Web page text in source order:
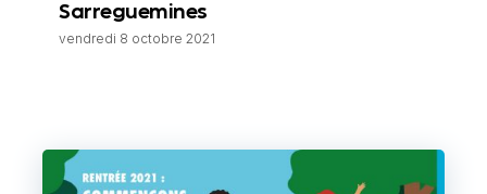
Sarreguemines
vendredi 8 octobre 2021